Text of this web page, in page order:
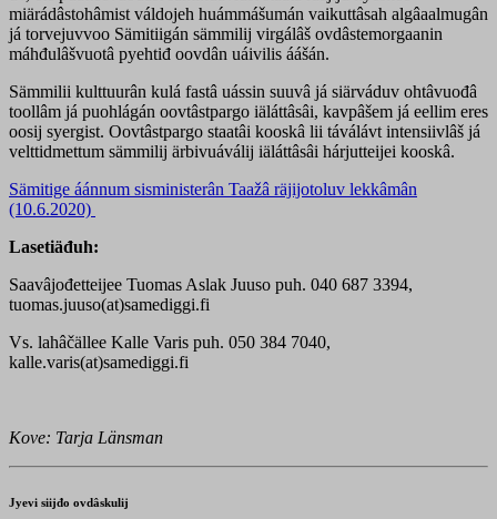
miärádâstohâmist váldojeh huámmášumán vaikuttâsah algâaalmugân
já torvejuvvoo Sämitiigán sämmilij virgálâš ovdâstemorgaanin
máhđulâšvuotâ pyehtiđ oovdân uáivilis áášán.
Sämmilii kulttuurân kulá fastâ uássin suuvâ já siärváduv ohtâvuođâ
toollâm já puohlágán oovtâstpargo iäláttâsâi, kavpâšem já eellim eres
oosij syergist. Oovtâstpargo staatâi kooskâ lii táválávt intensiivlâš já
velttidmettum sämmilij ärbivuáválij iäláttâsâi hárjutteijei kooskâ.
Sämitige áánnum sisministerân Taažâ räjijotoluv lekkâmân
(10.6.2020)
Lasetiäđuh:
Saavâjođetteijee Tuomas Aslak Juuso puh. 040 687 3394,
tuomas.juuso(at)samediggi.fi
Vs. lahâčällee Kalle Varis puh. 050 384 7040,
kalle.varis(at)samediggi.fi
Kove: Tarja Länsman
Jyevi siijđo ovdâskulij